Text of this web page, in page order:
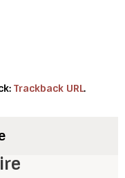
Trackback URL.